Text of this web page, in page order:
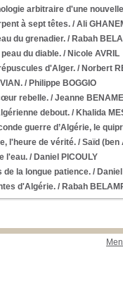
arbitraire d'une
à sept têtes. / Ali
du grenadier. / Rabah
du diable. / Nicole AVRIL
d'Alger. / Norbert
/ Philippe BOGGIO
rebelle. / Jeanne
debout. / Khalida
guerre d’Algérie, le
l'heure de vérité. / Saïd (ben
l'eau. / Daniel PICOULY
de la longue patience. /
d'Algérie. / Rabah